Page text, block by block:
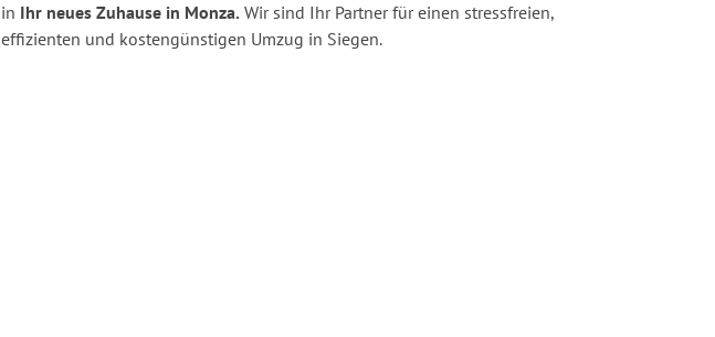
in Ihr neues Zuhause in Monza. Wir sind Ihr Partner für einen stressfreien,
effizienten und kostengünstigen Umzug in Siegen.